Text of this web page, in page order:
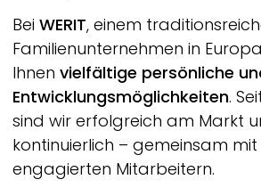
Bei WERIT, einem
Familienunternehmen in
Ihnen vielfältige persönliche
Entwicklungsmöglichkeiten.
sind wir erfolgreich am Markt
kontinuierlich – gemeinsam mit
engagierten Mitarbeitern.